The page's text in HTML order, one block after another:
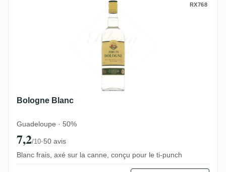
RX768
Bologne Blanc
Guadeloupe · 50%
7,2/10·50 avis
Blanc frais, axé sur la canne, conçu pour le ti-punch